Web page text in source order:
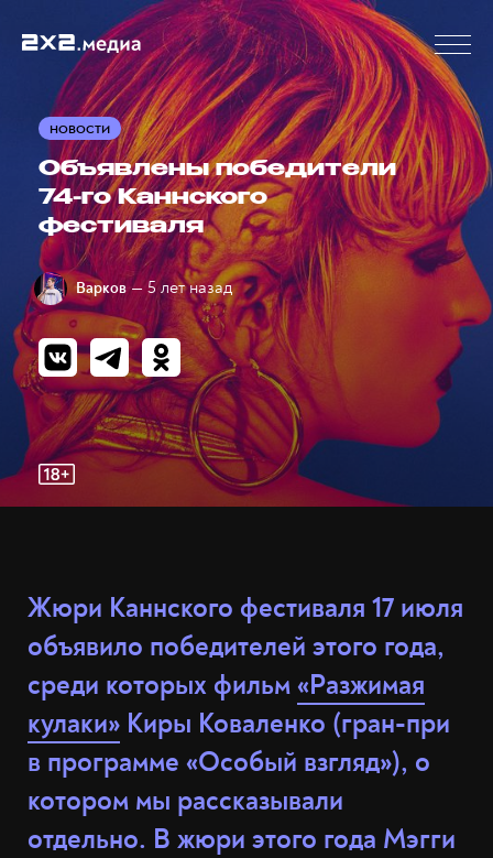
НОВОСТИ
Объявлены победители
74-го Каннского
фестиваля
Варков — 5 лет назад
Жюри Каннского фестиваля 17 июля
объявило победителей этого года,
среди которых фильм«Разжимая
кулаки» Киры Коваленко (гран-при
в программе «Особый взгляд»), о
котором мы рассказывали
отдельно. В жюри этого года Мэгги